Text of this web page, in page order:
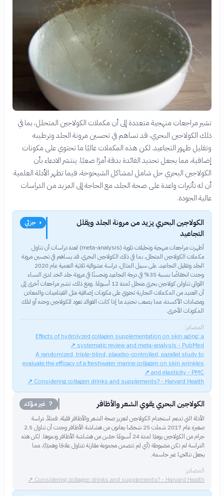
تشير مراجعات منهجية متعددة إلى أن مكملات الكولاجين المتحلل، بما في
ذلك الكولاجين البحري، قد تساهم في تحسين مرونة الجلد وترطيبه
وتقليل ظهور التجاعيد. لكن هذه المكملات غالبًا ما تحتوي على مكونات
إضافية، مما يجعل تحديد الفائدة بدقة أمرًا صعبًا. ينتشر الادعاء بأن
الكولاجين البحري حل شامل لمشاكل الشيخوخة، فيما تظهر الأدلة العلمية
أن له تأثيرات واعدة على صحة الجلد، مع الحاجة إلى المزيد من الدراسات
عالية الجودة.
الكولاجين البحري يزيد من مرونة الجلد ويقلل
التجاعيد
◑ جزئي
أظهرت مراجعات منهجية وتحليلات تلوية (meta-analysis) لعدة دراسات أن تناول
مكملات الكولاجين المتحلل، بما في ذلك الكولاجين البحري، قد يساهم في تحسين مرونة
الجلد وتقليل التجاعيد. على سبيل المثال، دراسة عشوائية ثلاثية التعمية عام 2020
وجدت انخفاضًا بنسبة 35% في درجة التجاعيد وتحسنًا في مرونة جلد الخد لدى النساء
اللواتي تناولن كولاجين بحري متحلل لمدة 12 أسبوعًا. ومع ذلك، تشير مراجعات أخرى إلى
أن العديد من المكملات التجارية تحتوي على مكونات إضافية مثل الفيتامينات والمعادن
ومضادات الأكسدة، مما يصعب تحديد ما إذا كانت الفوائد تعود للكولاجين وحده أو لتلك
المكونات الأخرى.
المصادر:
Effects of hydrolyzed collagen supplementation on skin aging: a
systematic review and meta-analysis - PubMed
↗
A randomized, triple‐blind, placebo‐controlled, parallel study to
evaluate the efficacy of a freshwater marine collagen on skin wrinkles
and elasticity - PMC
↗
Considering collagen drinks and supplements? - Harvard Health
↗
الكولاجين البحري يقوي الشعر والأظافر
？ غير مؤكد
الأدلة التي تدعم استخدام الكولاجين لتعزيز صحة الشعر والأظافر قليلة. فمثلاً، دراسة
صغيرة عام 2017 شملت 25 شخصًا يعانون من هشاشة الأظافر وجدت أن تناول 2.5
جرام من الكولاجين يوميًا لمدة 24 أسبوعًا حسّن من هشاشة الأظافر ونموها. لكن هذه
الدراسة لم تكن مضبوطة (أي لم تتضمن مجموعة مقارنة تتناول علاجًا وهميًا)، مما
يجعل نتائجها غير حاسمة.
المصادر:
Considering collagen drinks and supplements? - Harvard Health
↗